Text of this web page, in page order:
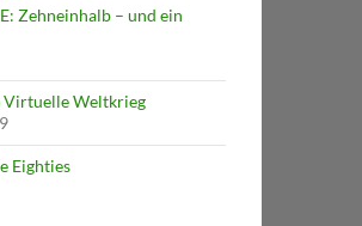
Zehneinhalb – und ein
Virtuelle Weltkrieg
Eighties